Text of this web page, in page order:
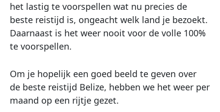
het lastig te voorspellen wat nu precies de
beste reistijd is, ongeacht welk land je bezoekt.
Daarnaast is het weer nooit voor de volle 100%
te voorspellen.
Om je hopelijk een goed beeld te geven over
de beste reistijd Belize, hebben we het weer per
maand op een rijtje gezet.